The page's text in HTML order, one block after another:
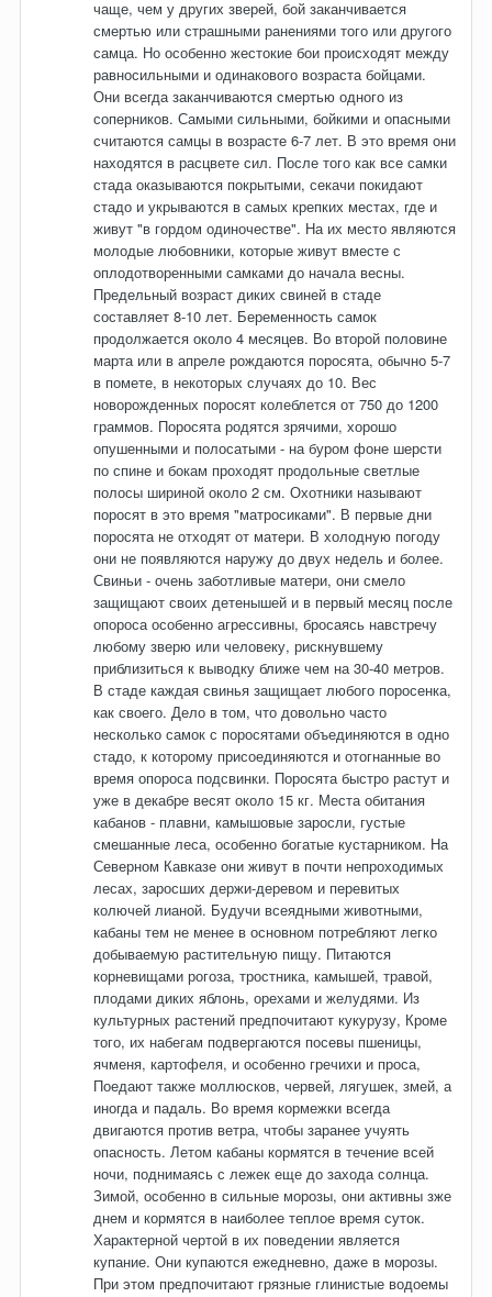
чаще, чем у других зверей, бой заканчивается
смертью или страшными ранениями того или другого
самца. Но особенно жестокие бои происходят между
равносильными и одинакового возраста бойцами.
Они всегда заканчиваются смертью одного из
соперников. Самыми сильными, бойкими и опасными
считаются самцы в возрасте 6-7 лет. В это время они
находятся в расцвете сил. После того как все самки
стада оказываются покрытыми, секачи покидают
стадо и укрываются в самых крепких местах, где и
живут "в гордом одиночестве". На их место являются
молодые любовники, которые живут вместе с
оплодотворенными самками до начала весны.
Предельный возраст диких свиней в стаде
составляет 8-10 лет. Беременность самок
продолжается около 4 месяцев. Во второй половине
марта или в апреле рождаются поросята, обычно 5-7
в помете, в некоторых случаях до 10. Вес
новорожденных поросят колеблется от 750 до 1200
граммов. Поросята родятся зрячими, хорошо
опушенными и полосатыми - на буром фоне шерсти
по спине и бокам проходят продольные светлые
полосы шириной около 2 см. Охотники называют
поросят в это время "матросиками". В первые дни
поросята не отходят от матери. В холодную погоду
они не появляются наружу до двух недель и более.
Свиньи - очень заботливые матери, они смело
защищают своих детенышей и в первый месяц после
опороса особенно агрессивны, бросаясь навстречу
любому зверю или человеку, рискнувшему
приблизиться к выводку ближе чем на 30-40 метров.
В стаде каждая свинья защищает любого поросенка,
как своего. Дело в том, что довольно часто
несколько самок с поросятами объединяются в одно
стадо, к которому присоединяются и отогнанные во
время опороса подсвинки. Поросята быстро растут и
уже в декабре весят около 15 кг. Места обитания
кабанов - плавни, камышовые заросли, густые
смешанные леса, особенно богатые кустарником. На
Северном Кавказе они живут в почти непроходимых
лесах, заросших держи-деревом и перевитых
колючей лианой. Будучи всеядными животными,
кабаны тем не менее в основном потребляют легко
добываемую растительную пищу. Питаются
корневищами рогоза, тростника, камышей, травой,
плодами диких яблонь, орехами и желудями. Из
культурных растений предпочитают кукурузу, Кроме
того, их набегам подвергаются посевы пшеницы,
ячменя, картофеля, и особенно гречихи и проса,
Поедают также моллюсков, червей, лягушек, змей, а
иногда и падаль. Во время кормежки всегда
двигаются против ветра, чтобы заранее учуять
опасность. Летом кабаны кормятся в течение всей
ночи, поднимаясь с лежек еще до захода солнца.
Зимой, особенно в сильные морозы, они активны зже
днем и кормятся в наиболее теплое время суток.
Характерной чертой в их поведении является
купание. Они купаются ежедневно, даже в морозы.
При этом предпочитают грязные глинистые водоемы